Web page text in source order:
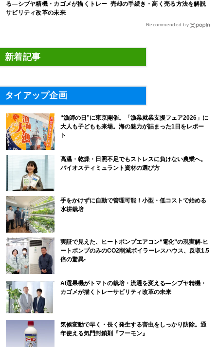
る―シブヤ精機・カゴメが描くトレー
サビリティ改革の未来
売却の手続き・高く売る方法を解説
Recommended by
新着記事
タイアップ企画
“漁師の日”に東京開催。「漁業就業支援フェア2026」に
大人も子どもも来場。海の魅力が詰まった1日をレポー
ト
高温・乾燥・日照不足でもストレスに負けない農業へ。
バイオスティミュラント資材の選び方
手をかけずに自動で管理可能！小型・低コストで始める
水耕栽培
実証で見えた、ヒートポンプエアコン“電化”の現実解-ヒ
ートポンプのみのCO2削減ボイラーレスハウス、反収1.5
倍の驚異-
AI選果機がトマトの栽培・流通を変える―シブヤ精機・
カゴメが描くトレーサビリティ改革の未来
気候変動で早く・長く発生する害虫をしっかり防除。通
年使える気門封鎖剤『フーモン』